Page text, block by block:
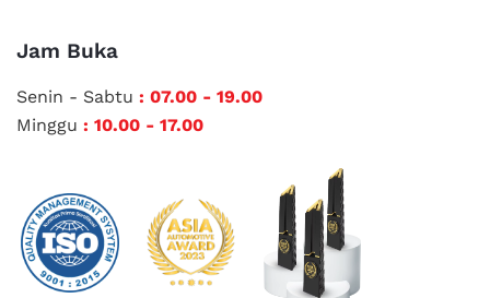
Jam Buka
Senin - Sabtu : 07.00 - 19.00
Minggu : 10.00 - 17.00